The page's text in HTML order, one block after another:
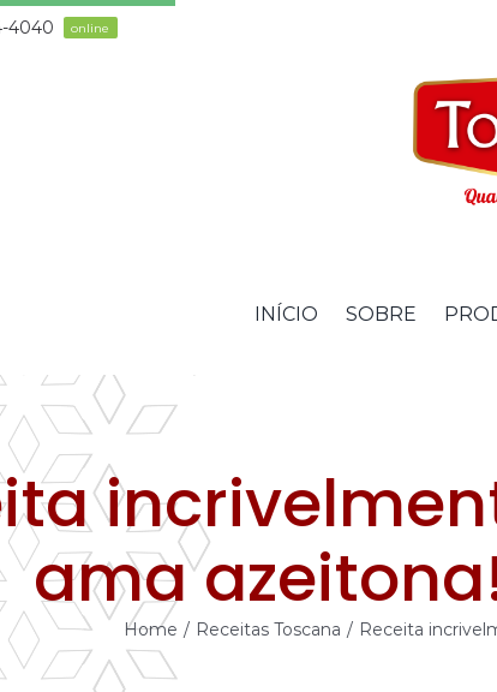
4040 online
INÍCIO SOBRE
ama
Home / Receitas Toscana / Receita